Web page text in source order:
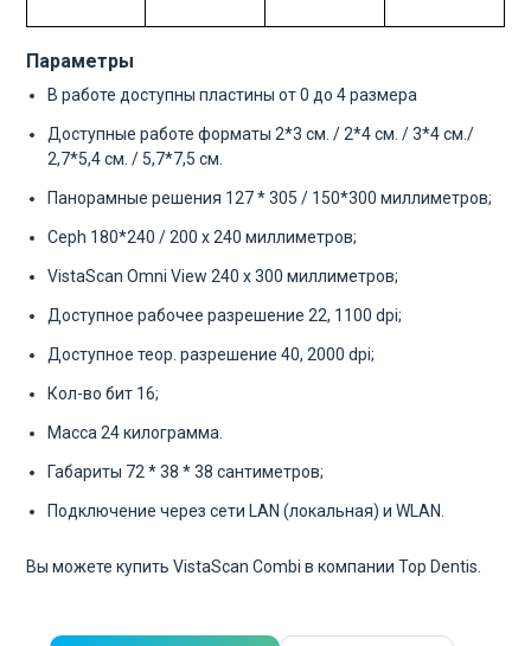
Параметры
В работе доступны пластины от 0 до 4 размера
Доступные работе форматы 2*3 см. / 2*4 см. / 3*4 см./
2,7*5,4 см. / 5,7*7,5 см.
Панорамные решения 127 * 305 / 150*300 миллиметров;
Ceph 180*240 / 200 x 240 миллиметров;
VistaScan Omni View 240 x 300 миллиметров;
Доступное рабочее разрешение 22, 1100 dpi;
Доступное теор. разрешение 40, 2000 dpi;
Кол-во бит 16;
Масса 24 килограмма.
Габариты 72 * 38 * 38 сантиметров;
Подключение через сети LAN (локальная) и WLAN.
Вы можете купить VistaScan Combi в компании Top Dentis.